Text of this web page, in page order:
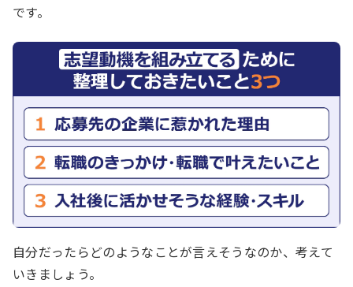
です。
自分だったらどのようなことが言えそうなのか、考えて
いきましょう。